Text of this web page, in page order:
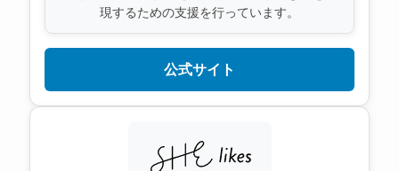
現するための支援を行っています。
公式サイト